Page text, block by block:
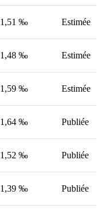
1,51 ‰ Estimée
1,48 ‰ Estimée
1,59 ‰ Estimée
1,64 ‰ Publiée
1,52 ‰ Publiée
1,39 ‰ Publiée